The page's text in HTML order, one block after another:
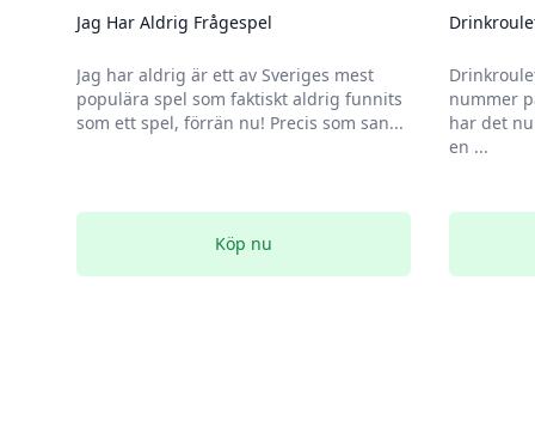
Jag Har Aldrig Frågespel
Jag har aldrig är ett av Sveriges mest
populära spel som faktiskt aldrig funnits
som ett spel, förrän nu! Precis som san...
Köp nu
nummer
har det
en ...